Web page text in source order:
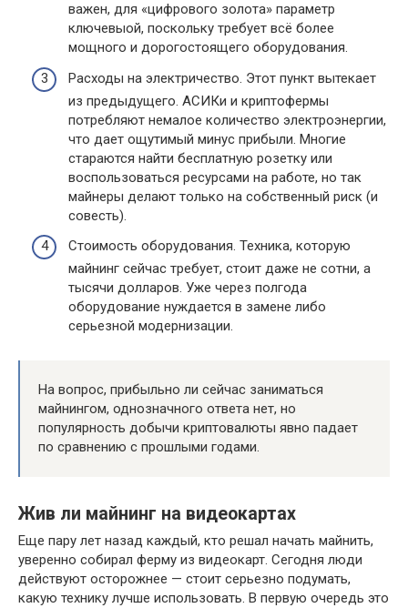
важен, для «цифрового золота» параметр
ключевыой, поскольку требует всё более
мощного и дорогостоящего оборудования.
Расходы на электричество. Этот пункт вытекает
из предыдущего. АСИКи и криптофермы
потребляют немалое количество электроэнергии,
что дает ощутимый минус прибыли. Многие
стараются найти бесплатную розетку или
воспользоваться ресурсами на работе, но так
майнеры делают только на собственный риск (и
совесть).
Стоимость оборудования. Техника, которую
майнинг сейчас требует, стоит даже не сотни, а
тысячи долларов. Уже через полгода
оборудование нуждается в замене либо
серьезной модернизации.
На вопрос, прибыльно ли сейчас заниматься
майнингом, однозначного ответа нет, но
популярность добычи криптовалюты явно падает
по сравнению с прошлыми годами.
Жив ли майнинг на видеокартах
Еще пару лет назад каждый, кто решал начать майнить,
уверенно собирал ферму из видеокарт. Сегодня люди
действуют осторожнее — стоит серьезно подумать,
какую технику лучше использовать. В первую очередь это